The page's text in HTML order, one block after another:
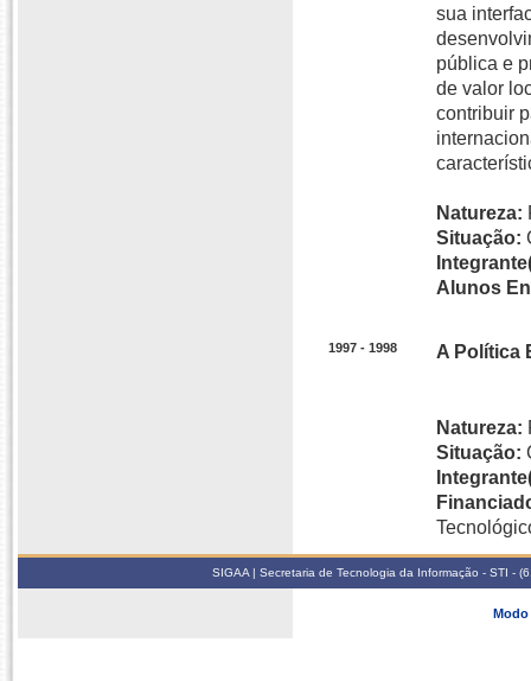
sua
pública e
de valor
contribuir
Natureza:
Situação:
Alunos
1997 - 1998 A Política
Natureza:
Situação:
SIGAA | Secretaria de Tecnologia da Informação - STI -
Modo